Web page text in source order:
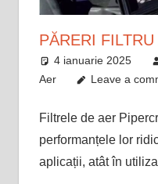
PĂRERI
4 ianuarie 2025
Aer
Leave a
Filtrele de aer
performanțele lor
aplicații, atât în